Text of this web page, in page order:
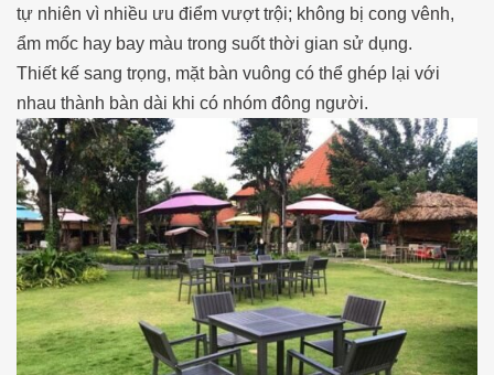
tự nhiên vì nhiều ưu điểm vượt trội; không bị cong vênh,
ẩm mốc hay bay màu trong suốt thời gian sử dụng.
Thiết kế sang trọng, mặt bàn vuông có thể ghép lại với
nhau thành bàn dài khi có nhóm đông người.